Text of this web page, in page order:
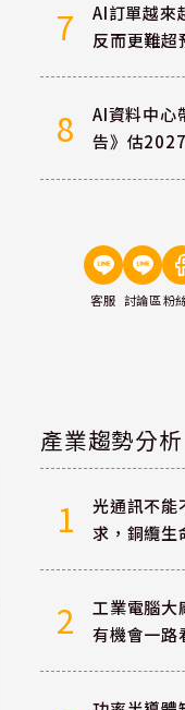
7
AI訂單越來
反而更難超
8
AI資料中
告》估
客服 討論區粉
產業趨勢分
1
光通訊不能
求，銅纜生
2
工業電腦大
有機會一路